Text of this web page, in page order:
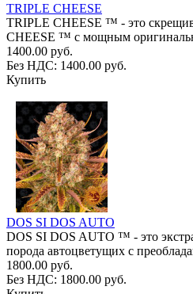
TRIPLE CHEESE
TRIPLE CHEESE ™ - это
CHEESE ™ с мощным
1400.00 руб.
Без НДС: 1400.00 руб.
Купить
DOS SI DOS AUTO
DOS SI DOS AUTO ™ - это
порода автоцветущих с
1800.00 руб.
Без НДС: 1800.00 руб.